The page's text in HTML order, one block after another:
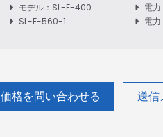
モデル：SL-F-400 電
SL-F-560-1
電
価格を問い合わせる 送信